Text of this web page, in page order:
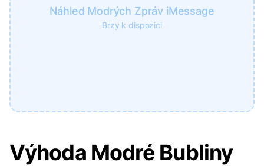
Náhled Modrých Zpráv iMessage
Brzy k dispozici
Výhoda Modré Bubliny